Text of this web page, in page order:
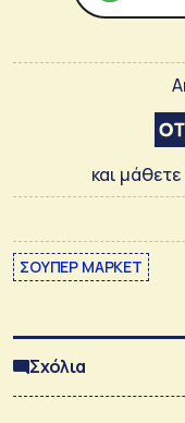
και
ΣΟΥΠΕΡ ΜΑΡΚΕΤ
Σχόλια